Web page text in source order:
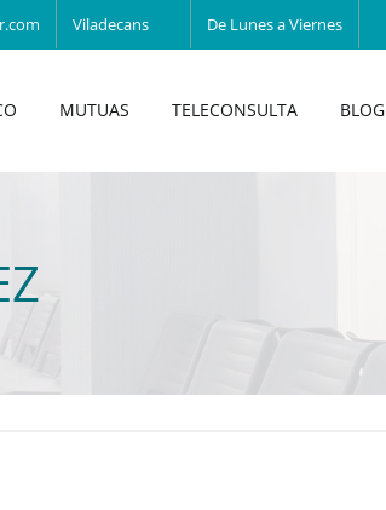
Viladecans De Lunes a Viernes
MUTUAS TELECONSULTA BLOG